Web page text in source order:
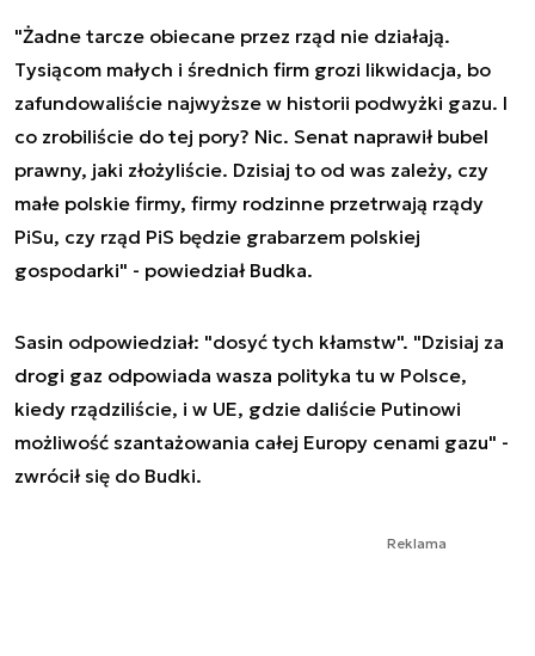
"Żadne tarcze obiecane przez rząd nie działają.
Tysiącom małych i średnich firm grozi likwidacja, bo
zafundowaliście najwyższe w historii podwyżki gazu. I
co zrobiliście do tej pory? Nic. Senat naprawił bubel
prawny, jaki złożyliście. Dzisiaj to od was zależy, czy
małe polskie firmy, firmy rodzinne przetrwają rządy
PiSu, czy rząd PiS będzie grabarzem polskiej
gospodarki" - powiedział Budka.
Sasin odpowiedział: "dosyć tych kłamstw". "Dzisiaj za
drogi gaz odpowiada wasza polityka tu w Polsce,
kiedy rządziliście, i w UE, gdzie daliście Putinowi
możliwość szantażowania całej Europy cenami gazu" -
zwrócił się do Budki.
Reklama